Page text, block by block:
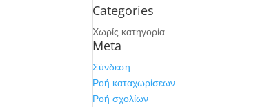
Categories
Χωρίς κατηγορία
Meta
Σύνδεση
Ροή καταχωρίσεων
Ροή σχολίων